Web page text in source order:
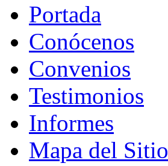
Portada
Conócenos
Convenios
Testimonios
Informes
Mapa del Sitio